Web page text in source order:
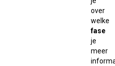
over
welke
fase
je
meer